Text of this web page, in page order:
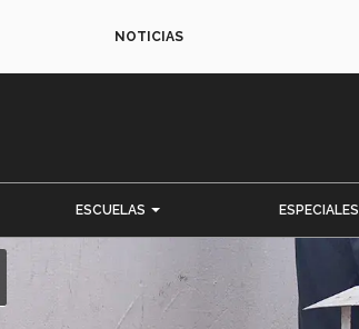
NOTICIAS
ESCUELAS ESPECIALES